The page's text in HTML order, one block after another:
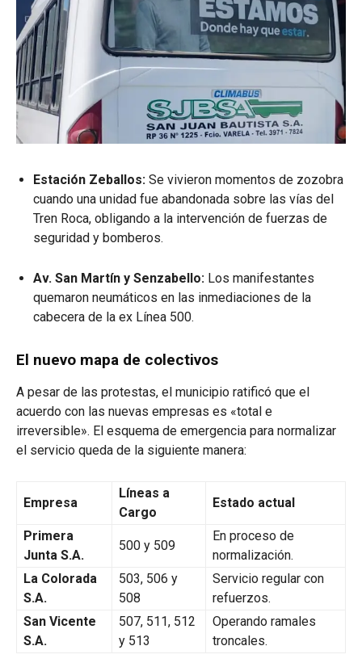
Estación Zeballos: Se vivieron momentos de zozobra
cuando una unidad fue abandonada sobre las vías del
Tren Roca, obligando a la intervención de fuerzas de
seguridad y bomberos.
Av. San Martín y Senzabello: Los manifestantes
quemaron neumáticos en las inmediaciones de la
cabecera de la ex Línea 500.
El nuevo mapa de colectivos
A pesar de las protestas, el municipio ratificó que el
acuerdo con las nuevas empresas es «total e
irreversible». El esquema de emergencia para normalizar
el servicio queda de la siguiente manera:
Empresa
Líneas a
Cargo
Estado actual
Primera
Junta S.A.
500 y 509
En proceso de
normalización.
La Colorada
S.A.
503, 506 y
508
Servicio regular con
refuerzos.
San Vicente
S.A.
507, 511, 512
y 513
Operando ramales
troncales.